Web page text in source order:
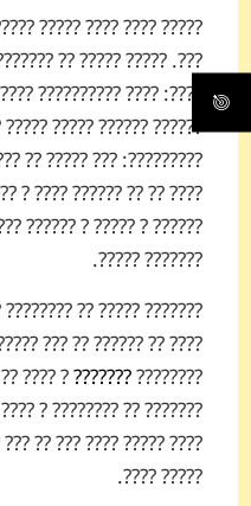
????? ????? ?? ????
???? ???? ????? ?
? ????????. ??? ?? ????
?? ???? ????? ?? ???????
????? ???????? ????. ???
?????????? ????? ?????
? ?????? ? ?????? ? ?????
??????? ?????.
????? ???? ??? ?? ????
???? ????? ?????. ?????
????????
???????
????????? ? ??????????
??? ?????? ?? ??? ?????
????? ????.